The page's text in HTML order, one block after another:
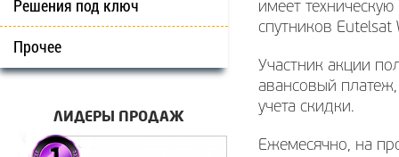
Решения под ключ
Прочее
ЛИДЕРЫ ПРОДАЖ
имеет
спутников Eutelsat
Участник акции
авансовый
учета скидки.
Ежемесячно, на